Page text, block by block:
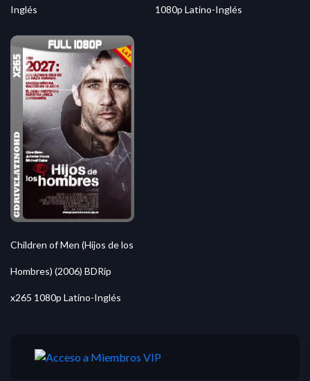
Inglés 1080p Latino-Inglés
Children of Men (Hijos de los
Hombres) (2006) BDRip
x265 1080p Latino-Inglés